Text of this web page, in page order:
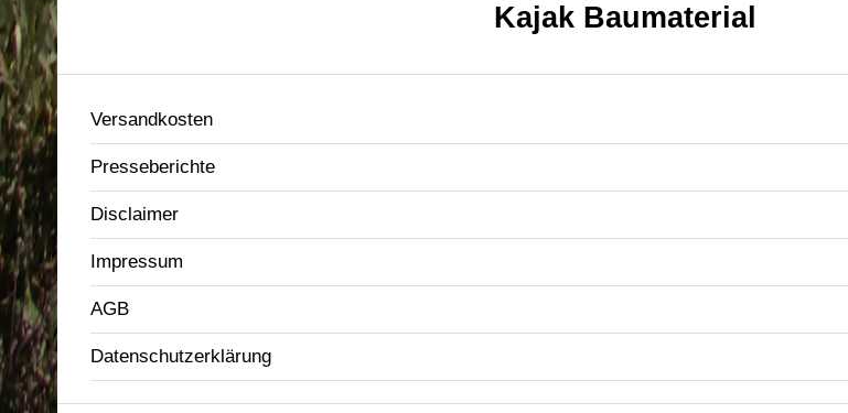
Kajak Baumaterial
Versandkosten
Presseberichte
Disclaimer
Impressum
AGB
Datenschutzerklärung